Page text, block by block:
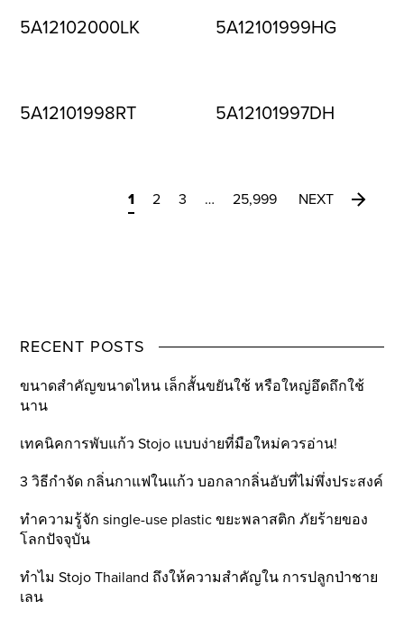
5A12102000LK 5A12101999HG
5A12101998RT 5A12101997DH
1 2 3 … 25,999 NEXT
RECENT POSTS
ขนาดสำคัญขนาดไหน เล็กสั้นขยันใช้ หรือใหญ่อึดถึกใช้
นาน
เทคนิคการพับแก้ว Stojo แบบง่ายที่มือใหม่ควรอ่าน!
3 วิธีกำจัด กลิ่นกาแฟในแก้ว บอกลากลิ่นอับที่ไม่พึ่งประสงค์
ทำความรู้จัก single-use plastic ขยะพลาสติก ภัยร้ายของ
โลกปัจจุบัน
ทำไม Stojo Thailand ถึงให้ความสำคัญใน การปลูกป่าชาย
เลน